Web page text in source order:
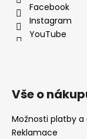
Facebook
Instagram
YouTube
Vše o
Možnosti platby a
Reklamace